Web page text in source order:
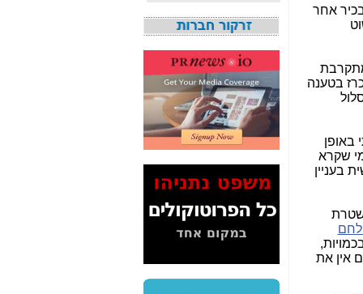
אחר
בטענה
אותי באופן
שקרא
בעניין
אין את
מגהרץ יש בחיבור
LTE? מי ספק הסלולר
המהיר בישראל? -כאן
חשיפת מה שאילנה
דיין לא פרסמה ב"ערוץ
2" על תעלולי השר
משה כחלון -כאן
המשך חשיפת הבלוף
ששמו "מהפיכת
הסלולר" ואיך מסרסים
כאן
סיכום ביקור בסיליקון
משקיעות ומפתחות
באותם תחומים -כאן